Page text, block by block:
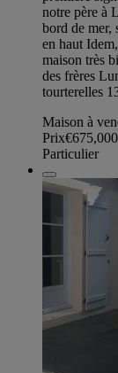
notre père à
bord de mer,
en haut
maison très
des frères
tourterelles
Maison à
Prix€675,000
Particulier